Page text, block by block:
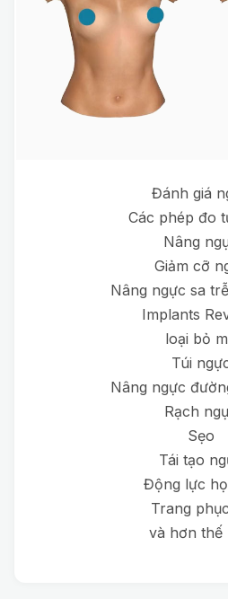
Đánh giá
Các phép đo
Nâng
Giảm cỡ
Nâng ngực sa
Implants
loại bỏ
Túi
Nâng ngực
Rạch
Sẹo
Tái tạo
Động lực
Trang
và hơn thế